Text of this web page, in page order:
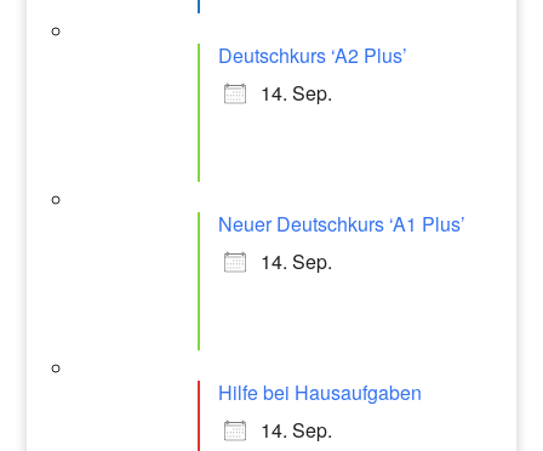
Deutschkurs ‘A2 Plus’
14. Sep.
Neuer Deutschkurs ‘A1 Plus’
14. Sep.
Hilfe bei Hausaufgaben
14. Sep.